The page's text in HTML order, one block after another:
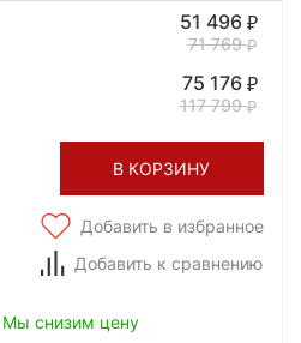
51 496
71 769
75 176
117 799
В КОРЗИНУ
Добавить в избранное
Добавить к сравнению
снизим цену